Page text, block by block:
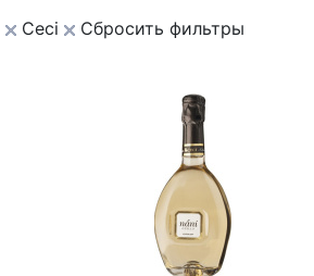
Ceci Сбросить фильтры